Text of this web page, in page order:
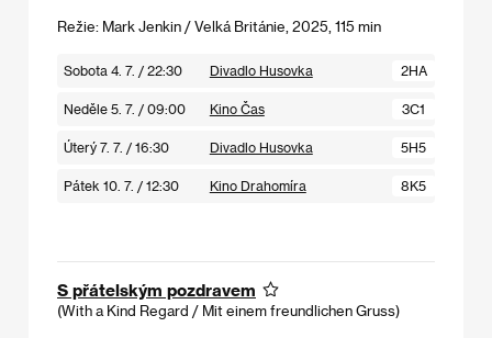
Režie: Mark Jenkin / Velká Británie, 2025, 115 min
Sobota 4. 7. / 22:30 Divadlo Husovka 2HA
Neděle 5. 7. / 09:00 Kino Čas 3C1
Úterý 7. 7. / 16:30 Divadlo Husovka 5H5
Pátek 10. 7. / 12:30 Kino Drahomíra 8K5
S přátelským pozdravem
(With a Kind Regard / Mit einem freundlichen Gruss)